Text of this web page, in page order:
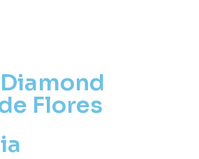
Flores